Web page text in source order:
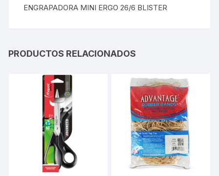
ENGRAPADORA MINI ERGO 26/6 BLISTER
PRODUCTOS RELACIONADOS